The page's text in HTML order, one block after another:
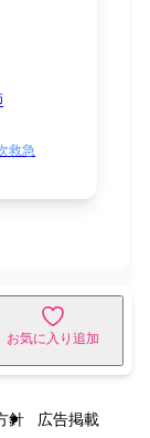
救急
お気に入り追加
針
広告掲載